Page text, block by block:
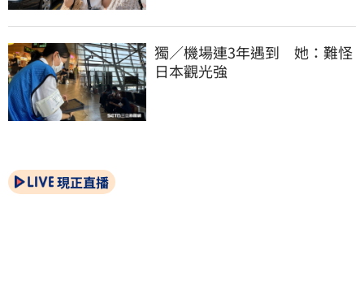
獨／機場連3年遇到　她：難怪
日本觀光強
現正直播